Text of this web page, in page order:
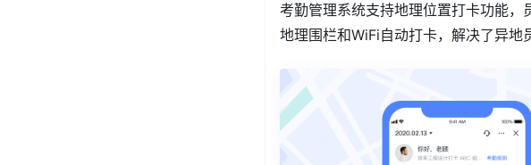
考勤管理系统支持地理位置打卡功能
地理围栏和WiFi自动打卡，解决了异地